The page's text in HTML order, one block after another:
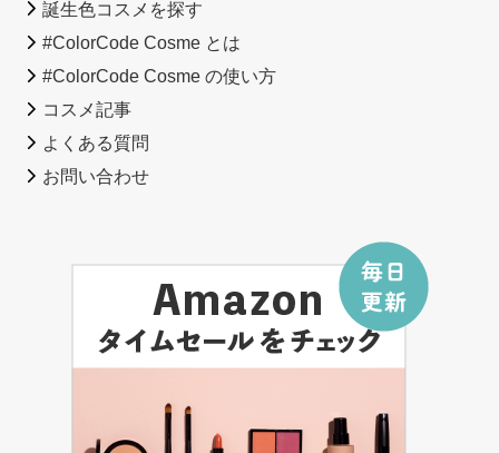
誕生色コスメを探す
#ColorCode Cosme とは
#ColorCode Cosme の使い方
コスメ記事
よくある質問
お問い合わせ